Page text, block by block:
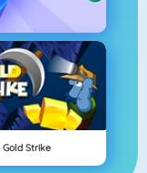
Gold Strike